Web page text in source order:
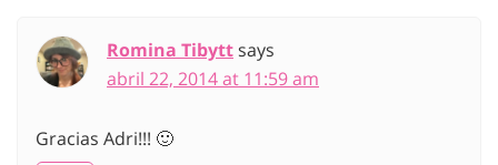
Romina Tibyttsays
abril 22, 2014 at 11:59 am
Gracias Adri!!! 🙂